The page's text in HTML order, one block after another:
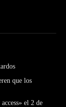
que los
el 2 de